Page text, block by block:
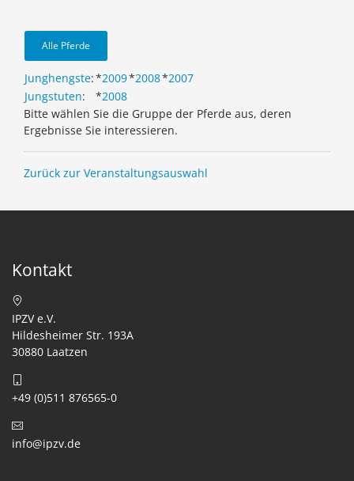
Alle Pferde
Junghengste:*2009*2008*2007
Jungstuten: *2008
Bitte wählen Sie die Gruppe der Pferde aus, deren
Ergebnisse Sie interessieren.
Zurück zur Veranstaltungsauswahl
Kontakt
IPZV e.V.
Hildesheimer Str. 193A
30880 Laatzen
+49 (0)511 876565-0
info@ipzv.de